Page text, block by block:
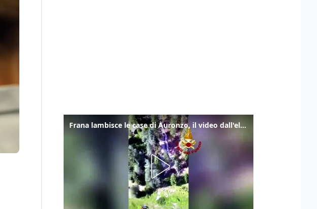
Frana lambisce le case di Auronzo, il video dall'elicottero dei vigili del fuoco